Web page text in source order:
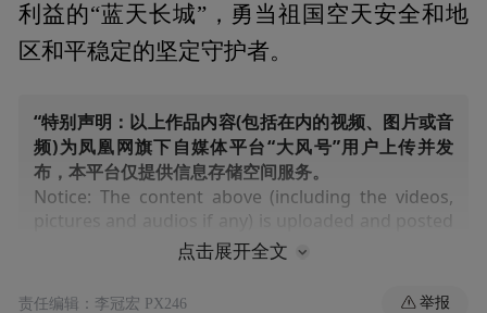
利益的“蓝天长城”，勇当祖国空天安全和地
区和平稳定的坚定守护者。
“特别声明：以上作品内容(包括在内的视频、图片或音
频)为凤凰网旗下自媒体平台“大风号”用户上传并发
布，本平台仅提供信息存储空间服务。
Notice: The content above (including the videos,
pictures and audios if any) is uploaded and posted
by the user of Dafeng Hao, which is a social media
platform and merely provides information storage
space services.”
点击展开全文
责任编辑：李冠宏 PX246 举报